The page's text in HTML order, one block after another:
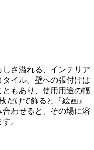
さ溢れる、インテリア
イル。壁への張付けは
もあり、使用用途の幅
だけで飾ると『絵画』
わせると、その場に溶
。